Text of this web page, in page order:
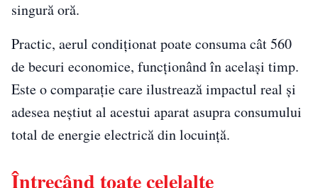
singură oră.
Practic, aerul condiționat poate consuma cât 560
de becuri economice, funcționând în același timp.
Este o comparație care ilustrează impactul real și
adesea neștiut al acestui aparat asupra consumului
total de energie electrică din locuință.
Întrecând toate celelalte